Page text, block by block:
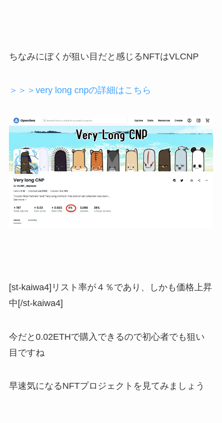
ちなみにぼくが狙い目だと感じるNFTはVLCNP
＞＞＞very long cnpの詳細はこちら
[st-kaiwa4]リスト率が４％であり、しかも価格上昇
中[/st-kaiwa4]
今だと0.02ETHで購入できるので初心者でも狙い
目ですね
早速気になるNFTプロジェクトを見てみましょう